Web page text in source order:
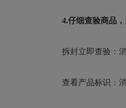
4.仔细查验商品
拆封立即查验：消
查看产品标识：消